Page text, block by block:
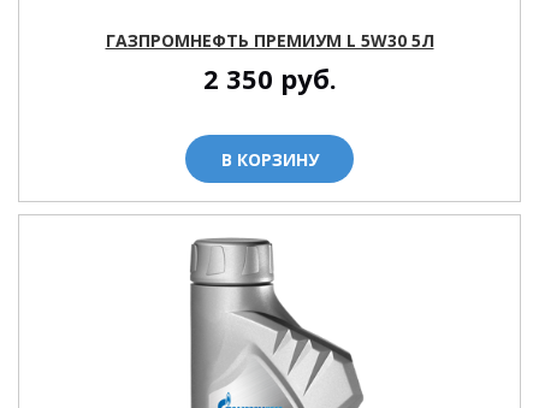
ГАЗПРОМНЕФТЬ ПРЕМИУМ L 5W30 5Л
2 350 руб.
В КОРЗИНУ